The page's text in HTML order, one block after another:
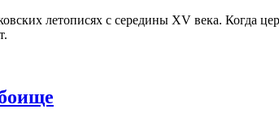
летописях с середины XV века. Когда